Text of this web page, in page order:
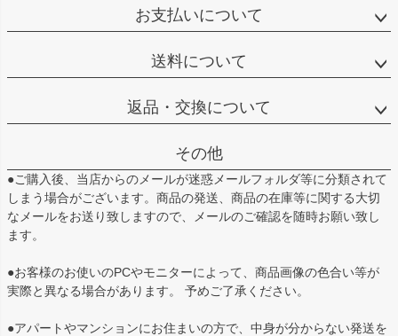
お支払いについて
送料について
返品・交換について
その他
●ご購入後、当店からのメールが迷惑メールフォルダ等に分類されて
しまう場合がございます。商品の発送、商品の在庫等に関する大切
なメールをお送り致しますので、メールのご確認を随時お願い致し
ます。
●お客様のお使いのPCやモニターによって、商品画像の色合い等が
実際と異なる場合があります。 予めご了承ください。
●アパートやマンションにお住まいの方で、中身が分からない発送を